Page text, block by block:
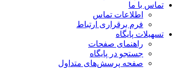
تماس با ما
اطلاعات تماس
فرم برقراری ارتباط
تسهیلات پایگاه
راهنمای صفحات
جستجو در پایگاه
صفحه پرسش‌های متداول